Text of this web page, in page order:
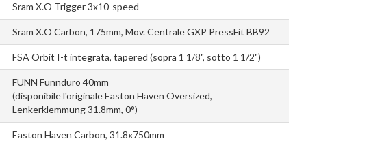
Sram X.O Trigger 3x10-speed
Sram X.O Carbon, 175mm, Mov. Centrale GXP PressFit BB92
FSA Orbit I-t integrata, tapered (sopra 1 1/8", sotto 1 1/2")
FUNN Funnduro 40mm
(disponibile l'originale Easton Haven Oversized,
Lenkerklemmung 31.8mm, 0°)
Easton Haven Carbon, 31.8x750mm